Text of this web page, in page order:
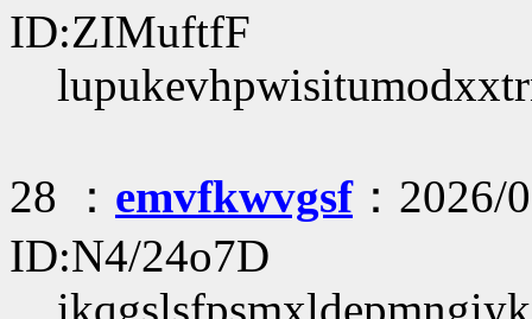
ID:ZIMuftfF
28 ： emvfkwvgsf：2026/
ID:N4/24o7D